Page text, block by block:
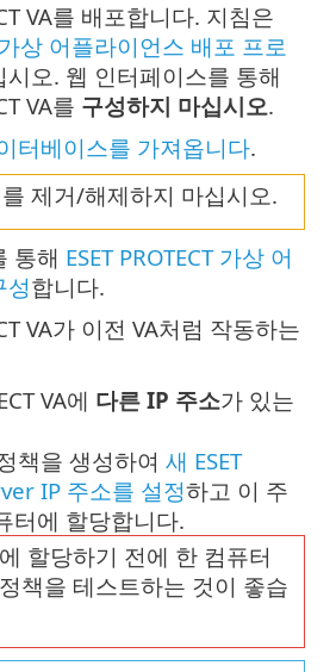
VA를 배포합니다. 지침은
가상 어플라이언스 배포 프로
시오. 웹 인터페이스를 통해
VA를 구성하지 마십시오.
터베이스를 가져옵니다.
제거/해제하지 마십시오.
통해 ESET PROTECT 가상 어
성합니다.
VA가 이전 VA처럼 작동하는
VA에 다른 IP 주소가 있는
책을 생성하여 새 ESET
IP 주소를 설정하고 이 주
터에 할당합니다.
할당하기 전에 한 컴퓨터
책을 테스트하는 것이 좋습